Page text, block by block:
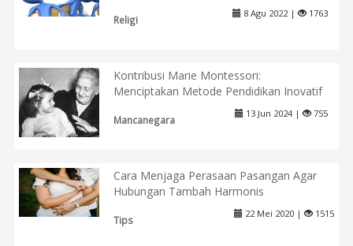
Religi
8 Agu 2022 | 1763
Kontribusi Marie Montessori:
Menciptakan Metode Pendidikan Inovatif
Mancanegara
13 Jun 2024 | 755
Cara Menjaga Perasaan Pasangan Agar
Hubungan Tambah Harmonis
Tips
22 Mei 2020 | 1515